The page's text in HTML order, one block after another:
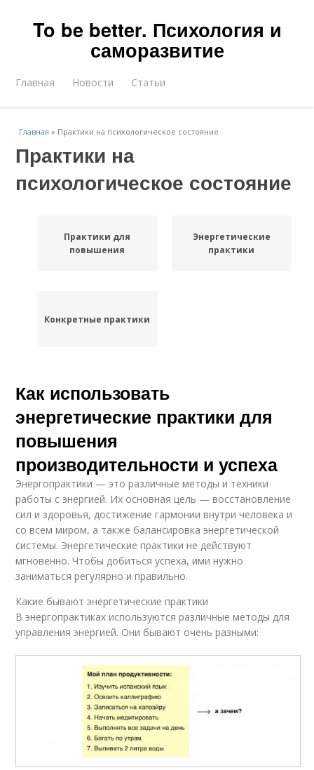
To be better. Психология и
саморазвитие
Главная Новости Статьи
Главная » Практики на психологическое состояние
Практики на
психологическое состояние
Практики для
повышения
Энергетические
практики
Конкретные практики
Как использовать
энергетические практики для
повышения
производительности и успеха
Энергопрактики — это различные методы и техники
работы с энергией. Их основная цель — восстановление
сил и здоровья, достижение гармонии внутри человека и
со всем миром, а также балансировка энергетической
системы. Энергетические практики не действуют
мгновенно. Чтобы добиться успеха, ими нужно
заниматься регулярно и правильно.
Какие бывают энергетические практики
В энергопрактиках используются различные методы для
управления энергией. Они бывают очень разными: